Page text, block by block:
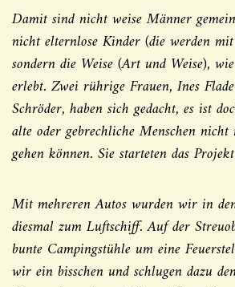
Damit sind nicht weise Männer
nicht elternlose Kinder (die werden
sondern die Weise (Art und Weise),
erlebt. Zwei rührige Frauen, Ines
Schröder, haben sich gedacht, es ist
alte oder gebrechliche Menschen
gehen können. Sie starteten das
Mit mehreren Autos wurden wir in
diesmal zum Luftschiff. Auf der
bunte Campingstühle um eine
wir ein bisschen und schlugen dazu